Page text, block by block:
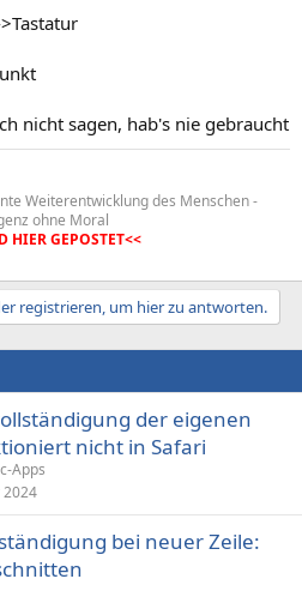
nicht sagen, hab's nie gebraucht
Weiterentwicklung des Menschen -
ohne Moral
HIER GEPOSTET<<
registrieren, um hier zu antworten.
der eigenen
nicht in Safari
Apps
2024
bei neuer Zeile: